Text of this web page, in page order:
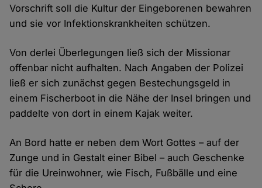
Vorschrift soll die Kultur der Eingeborenen bewahren
und sie vor Infektionskrankheiten schützen.
Von derlei Überlegungen ließ sich der Missionar
offenbar nicht aufhalten. Nach Angaben der Polizei
ließ er sich zunächst gegen Bestechungsgeld in
einem Fischerboot in die Nähe der Insel bringen und
paddelte von dort in einem Kajak weiter.
An Bord hatte er neben dem Wort Gottes – auf der
Zunge und in Gestalt einer Bibel – auch Geschenke
für die Ureinwohner, wie Fisch, Fußbälle und eine